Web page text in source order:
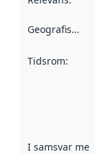
Geografisk område
Tidsrom:
I samsvar med